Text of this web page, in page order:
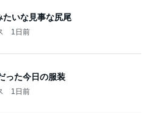
たいな見事な尻尾
1日前
った今日の服装
1日前